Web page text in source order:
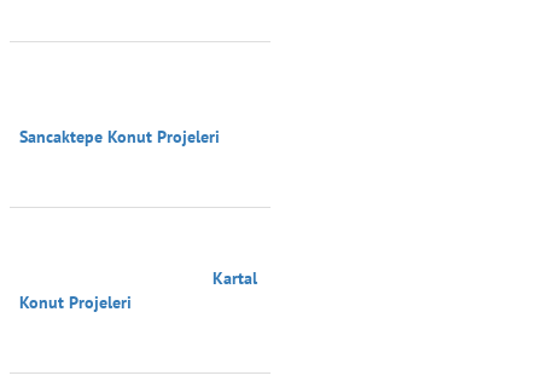
Sancaktepe Konut Projeleri
Konut Projeleri